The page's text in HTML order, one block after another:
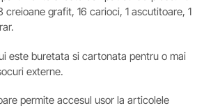
creioane grafit, 16 carioci, 1 ascutitoare, 1
este buretata si cartonata pentru o mai
externe.
permite accesul usor la articolele